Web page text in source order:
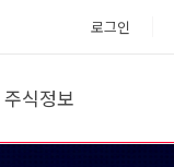
로그인
주식정보